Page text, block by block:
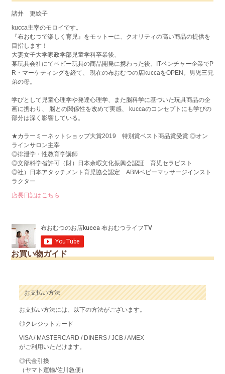
諸井 更絵子
kucca主宰のモロイです。
『布おむつで楽しく育児』をモットーに、クオリティの高い商品の提供を
目指します！
大妻女子大学家政学部児童学科卒業後、
某玩具会社にてベビー玩具の商品開発に携わった後、ITベンチャー企業でP
R・マーケティングを経て、 現在の布おむつの店kuccaをOPEN。男児三兄
弟の母。
学びとして児童心理学や発達心理学、また脳科学に基づいた玩具商品の企
画に携わり、 脳との関係性を改めて実感、 kuccaのコンセプトにも学びの
部分は深く影響している。
★カラーミーネットショップ大賞2019 特別賞ベスト商品賞受賞 ◎オン
ラインサロン主宰
◎排泄学・性教育学講師
◎文部科学省許可（財）日本余暇文化振興会認証 育児セラピスト
◎社）日本アタッチメント育児協会認定 ABMベビーマッサージインスト
ラクター
店長日記はこちら
お買い物ガイド
お支払い方法
お支払い方法には、以下の方法がございます。
◎クレジットカード
VISA / MASTERCARD / DINERS / JCB / AMEX
がご利用いただけます。
◎代金引換
（ヤマト運輸/佐川急便）